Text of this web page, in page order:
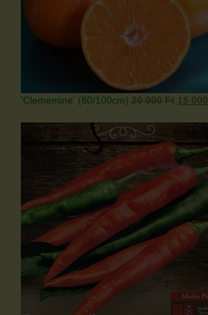
'Clementine' (80/100cm) 20 000Ft Original
20
000 Ft.
15 000